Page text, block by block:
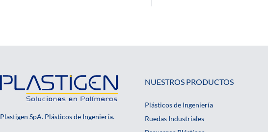
Plastigen SpA. Plásticos de Ingeniería.
NUESTROS PRODUCTOS
Plásticos de Ingeniería
Ruedas Industriales